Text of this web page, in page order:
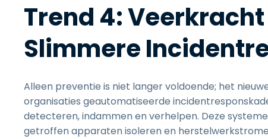
Trend 4:
Slimmere
Alleen preventie is niet langer voldoende; het
organisaties geautomatiseerde
detecteren, indammen en verhelpen. Deze
getroffen apparaten isoleren en